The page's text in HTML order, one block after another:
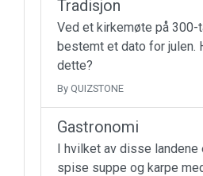
Tradisjon
Ved et kirkemøte på
bestemt et dato for julen.
dette?
By QUIZSTONE
Gastronomi
I hvilket av disse landene
spise suppe og karpe